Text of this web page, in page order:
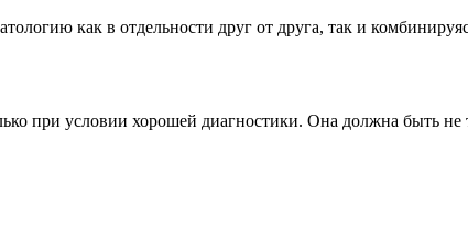
как в отдельности друг от друга, так и
при условии хорошей диагностики. Она должна быть